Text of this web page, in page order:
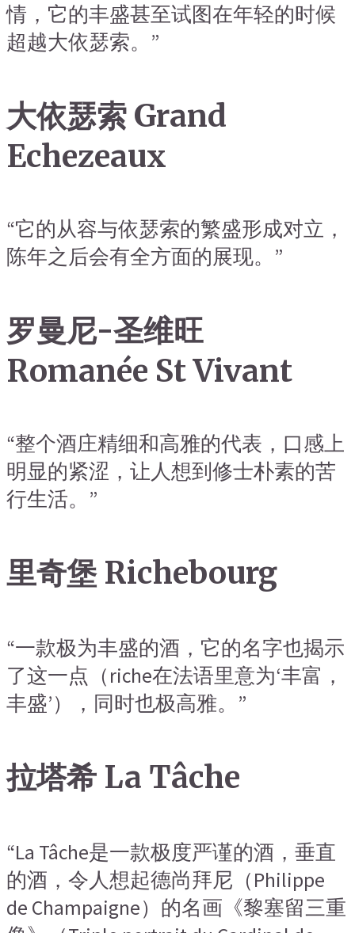
情，它的丰盛甚至试图在年轻的时候
超越大依瑟索。”
大依瑟索 Grand
Echezeaux
“它的从容与依瑟索的繁盛形成对立，
陈年之后会有全方面的展现。”
罗曼尼-圣维旺
Romanée St Vivant
“整个酒庄精细和高雅的代表，口感上
明显的紧涩，让人想到修士朴素的苦
行生活。”
里奇堡 Richebourg
“一款极为丰盛的酒，它的名字也揭示
了这一点（riche在法语里意为‘丰富，
丰盛’），同时也极高雅。”
拉塔希 La Tâche
“La Tâche是一款极度严谨的酒，垂直
的酒，令人想起德尚拜尼（Philippe
de Champaigne）的名画《黎塞留三重